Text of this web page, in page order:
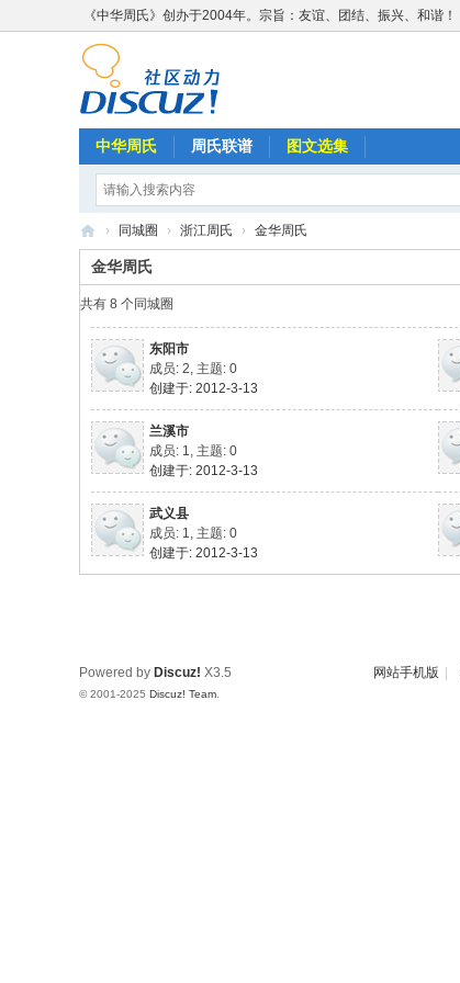
《中华周氏》创办于2004年。宗旨：友谊、团结、振兴、和谐！
中华周氏 周氏联谱 图文选集
《
中
华
周
氏
》
w
w.
ch
in
u.
› 同城圈 › 浙江周氏 › 金华周氏
金华周氏
共有 8 个同城圈
东阳市
成员: 2, 主题: 0
创建于: 2012-3-13
兰溪市
成员: 1, 主题: 0
创建于: 2012-3-13
武义县
成员: 1, 主题: 0
创建于: 2012-3-13
网站手机版
Powered by Discuz! X3.5
© 2001-2025 Discuz! Team